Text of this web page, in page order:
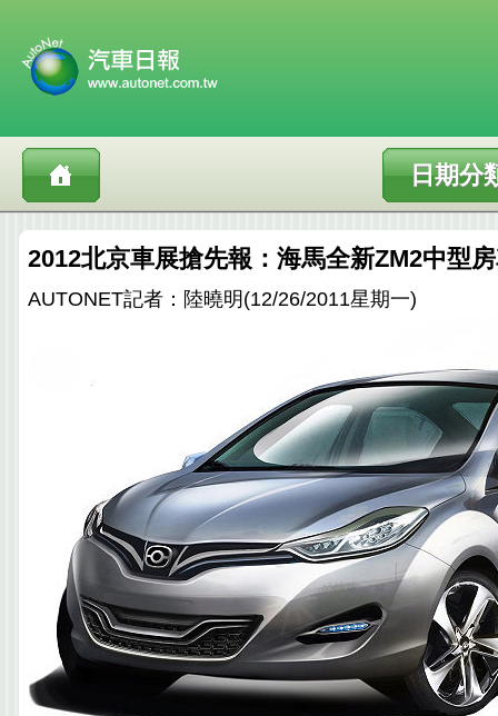
日期分
2012北京車展搶先報：海馬全新ZM2中型
AUTONET記者：陸曉明(12/26/2011星期一)